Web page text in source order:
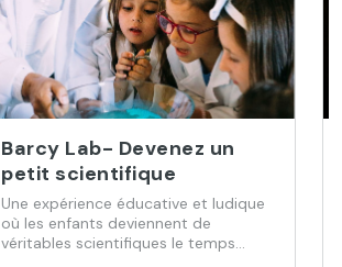
Barcy Lab- Devenez un
petit scientifique
Une expérience éducative et ludique
où les enfants deviennent de
véritables scientifiques le temps